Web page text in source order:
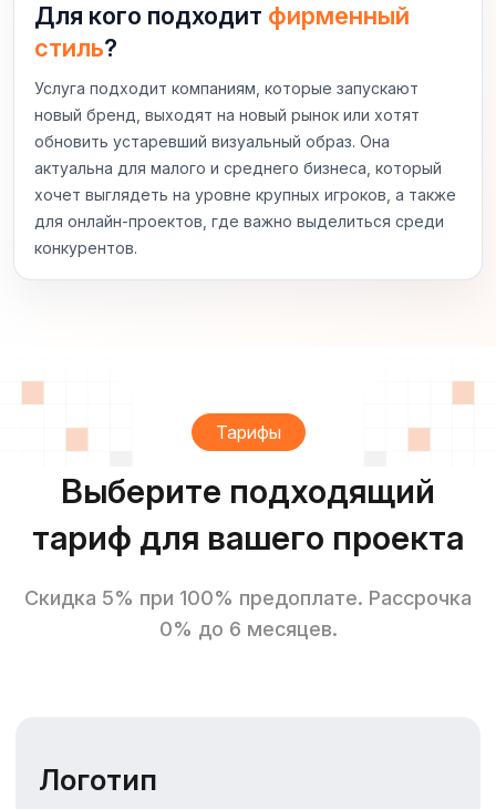
Для кого подходит фирменный
стиль?
Услуга подходит компаниям, которые запускают
новый бренд, выходят на новый рынок или хотят
обновить устаревший визуальный образ. Она
актуальна для малого и среднего бизнеса, который
хочет выглядеть на уровне крупных игроков, а также
для онлайн‑проектов, где важно выделиться среди
конкурентов.
Тарифы
Выберите подходящий
тариф для вашего проекта
Скидка 5% при 100% предоплате. Рассрочка
0% до 6 месяцев.
Логотип